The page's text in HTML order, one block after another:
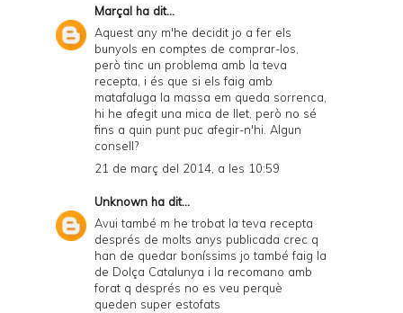
Marçal ha dit...
Aquest any m'he decidit jo a fer els
bunyols en comptes de comprar-los,
però tinc un problema amb la teva
recepta, i és que si els faig amb
matafaluga la massa em queda sorrenca,
hi he afegit una mica de llet, però no sé
fins a quin punt puc afegir-n'hi. Algun
consell?
21 de març del 2014, a les 10:59
Unknown ha dit...
Avui també m he trobat la teva recepta
després de molts anys publicada crec q
han de quedar boníssims jo també faig la
de Dolça Catalunya i la recomano amb
forat q després no es veu perquè
queden super estofats